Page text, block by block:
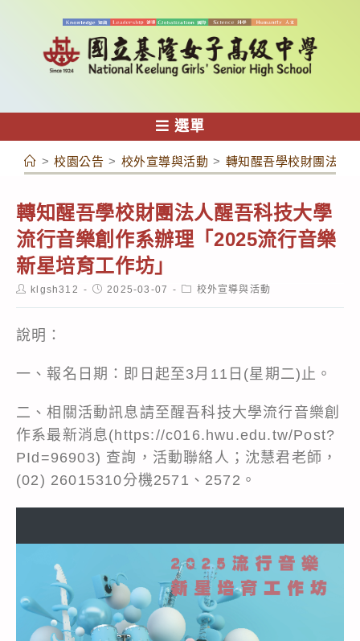
容
選單
> 校園公告 > 校外宣導與活動 > 轉知醒吾學校財團法人
轉知醒吾學校財團法人醒吾科技大學
流行音樂創作系辦理「2025流行音樂
新星培育工作坊」
Postklgsh312
Post2025-03-07
Post校外宣導與活動
說明：
一、報名日期：即日起至3月11日(星期二)止。
二、相關活動訊息請至醒吾科技大學流行音樂創
作系最新消息(https://c016.hwu.edu.tw/Post?
PId=96903) 查詢，活動聯絡人；沈慧君老師，
(02) 26015310分機2571、2572。